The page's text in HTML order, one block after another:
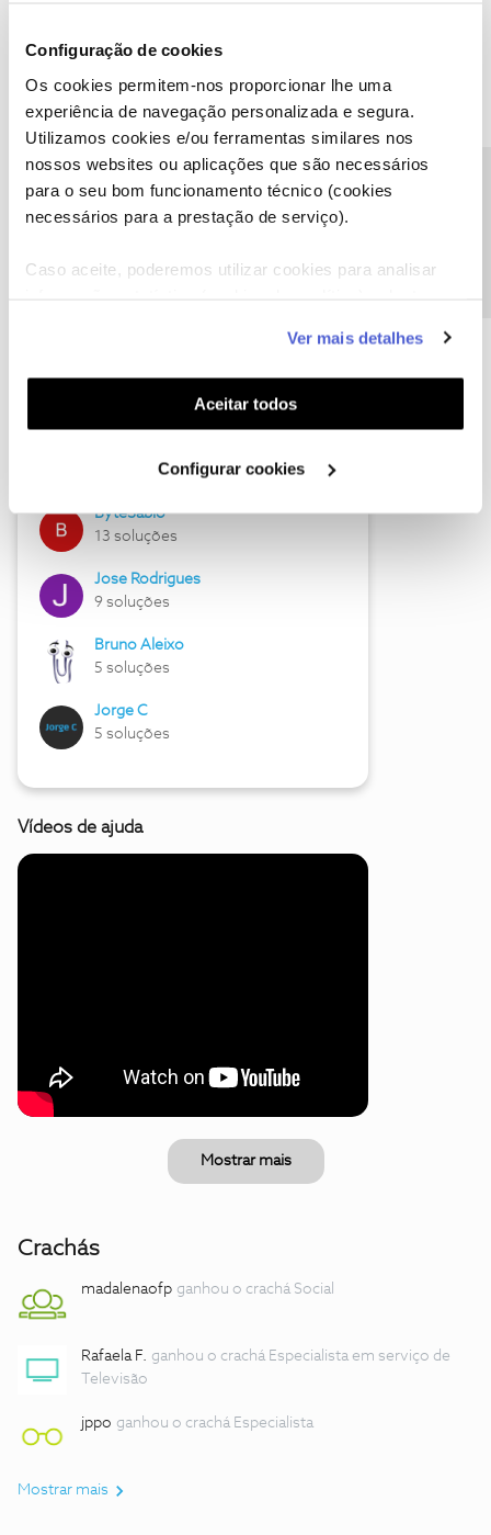
Configuração de cookies
Os cookies permitem-nos proporcionar lhe uma
experiência de navegação personalizada e segura.
Utilizamos cookies e/ou ferramentas similares nos
nossos websites ou aplicações que são necessários
para o seu bom funcionamento técnico (cookies
necessários para a prestação de serviço).
Caso aceite, poderemos utilizar cookies para analisar
funcionalidades (cookies de personalização e
funcionalidade) e adaptar anúncios aos seus interesses
(cookies de publicidade personalizada). Pode gerir a
utilização dos cookies clicando em "Configurar
Ver mais detalhes
Aceitar todos
Configurar cookies
Descubra as novidades de julho
Hall of Fame de julho
17 soluções
ByteSábio
13 soluções
Jose Rodrigues
9 soluções
Bruno Aleixo
5 soluções
Jorge C
5 soluções
Vídeos de ajuda
Mostrar mais
Crachás
madalenaofp ganhou o crachá Social
Rafaela F. ganhou o crachá Especialista em serviço de
Televisão
jppo ganhou o crachá Especialista
Mostrar mais